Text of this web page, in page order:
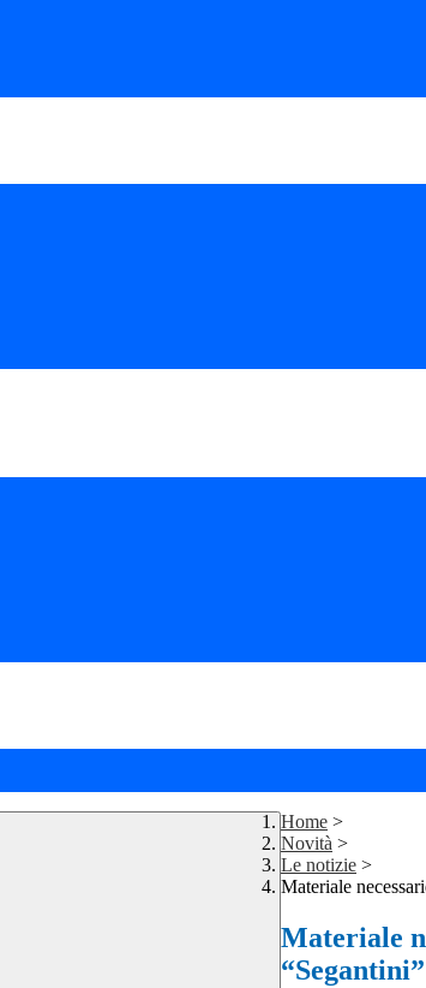
Home >
Novità >
Le notizie >
Materiale
Materiale
“Segantini”